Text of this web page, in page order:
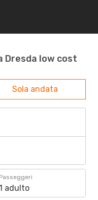
Dresda low cost
Sola andata
Passeggeri
adulto